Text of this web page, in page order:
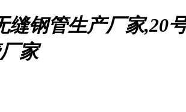
钢管生产厂家,20
家